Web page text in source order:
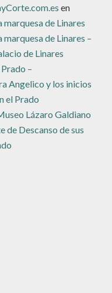
en
de Linares
de Linares –
de Linares
–
Angelico y los inicios
el Prado
Lázaro Galdiano
de Descanso de sus